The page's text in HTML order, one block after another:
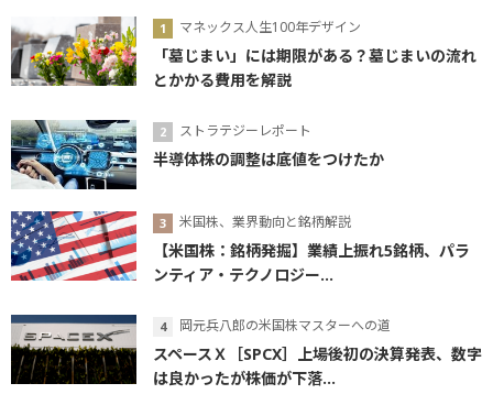
マネックス人生100年デザイン
「墓じまい」には期限がある？墓じまいの流れ
とかかる費用を解説
ストラテジーレポート
半導体株の調整は底値をつけたか
米国株、業界動向と銘柄解説
【米国株：銘柄発掘】業績上振れ5銘柄、パラ
ンティア・テクノロジー...
岡元兵八郎の米国株マスターへの道
スペースＸ［SPCX］上場後初の決算発表、数字
は良かったが株価が下落...